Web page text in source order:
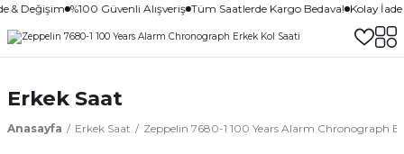
& Değişim %100 Güvenli Alışveriş Tüm Saatlerde Kargo Bedava! Kolay
Erkek Saat
Anasayfa Erkek Saat Zeppelin 7680-1 100 Years Alarm Chronograph